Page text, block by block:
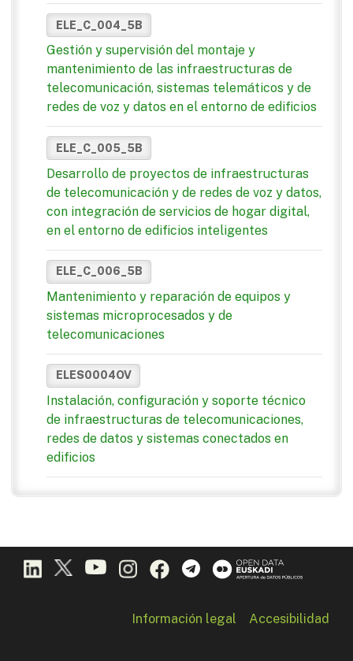
ELE_C_004_5B
Gestión y supervisión del montaje y
mantenimiento de las infraestructuras de
telecomunicación, sistemas telemáticos y de
redes de voz y datos en el entorno de edificios
ELE_C_005_5B
Desarrollo de proyectos de infraestructuras
de telecomunicación y de redes de voz y datos,
con integración de servicios de hogar digital,
en el entorno de edificios inteligentes
ELE_C_006_5B
Mantenimiento y reparación de equipos y
sistemas microprocesados y de
telecomunicaciones
ELES0004OV
Instalación, configuración y soporte técnico
de infraestructuras de telecomunicaciones,
redes de datos y sistemas conectados en
edificios
Información legal Accesibilidad